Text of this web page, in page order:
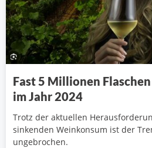
Fast 5 Millionen
im Jahr 2024
Trotz der aktuellen
sinkenden Weinkonsum ist der
ungebrochen.